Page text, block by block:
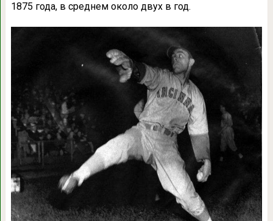
1875 года, в среднем около двух в год.